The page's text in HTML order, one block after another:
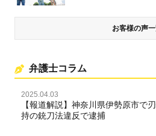
お客様の声
弁護士コラム
2025.04.03
【報道解説】神奈川県伊勢原市で
持の銃刀法違反で逮捕